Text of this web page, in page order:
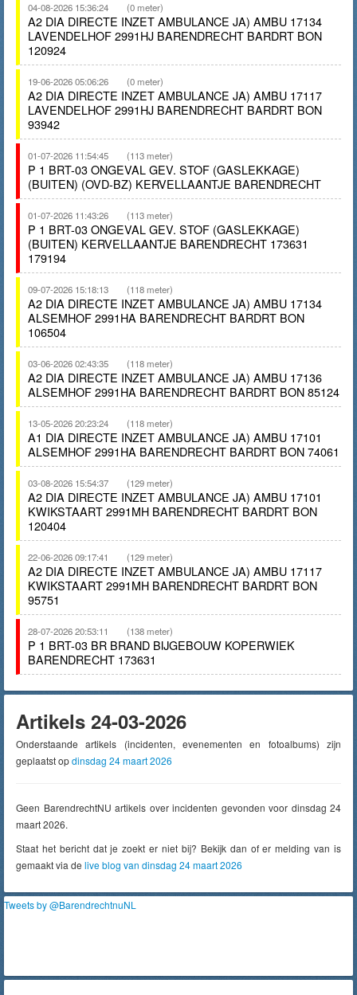
04-08-2026 15:36:24 (0 meter)
A2 DIA DIRECTE INZET AMBULANCE JA) AMBU 17134
LAVENDELHOF 2991HJ BARENDRECHT BARDRT BON
120924
19-06-2026 05:06:26 (0 meter)
A2 DIA DIRECTE INZET AMBULANCE JA) AMBU 17117
LAVENDELHOF 2991HJ BARENDRECHT BARDRT BON
93942
01-07-2026 11:54:45 (113 meter)
P 1 BRT-03 ONGEVAL GEV. STOF (GASLEKKAGE)
(BUITEN) (OVD-BZ) KERVELLAANTJE BARENDRECHT
01-07-2026 11:43:26 (113 meter)
P 1 BRT-03 ONGEVAL GEV. STOF (GASLEKKAGE)
(BUITEN) KERVELLAANTJE BARENDRECHT 173631
179194
09-07-2026 15:18:13 (118 meter)
A2 DIA DIRECTE INZET AMBULANCE JA) AMBU 17134
ALSEMHOF 2991HA BARENDRECHT BARDRT BON
106504
03-06-2026 02:43:35 (118 meter)
A2 DIA DIRECTE INZET AMBULANCE JA) AMBU 17136
ALSEMHOF 2991HA BARENDRECHT BARDRT BON 85124
13-05-2026 20:23:24 (118 meter)
A1 DIA DIRECTE INZET AMBULANCE JA) AMBU 17101
ALSEMHOF 2991HA BARENDRECHT BARDRT BON 74061
03-08-2026 15:54:37 (129 meter)
A2 DIA DIRECTE INZET AMBULANCE JA) AMBU 17101
KWIKSTAART 2991MH BARENDRECHT BARDRT BON
120404
22-06-2026 09:17:41 (129 meter)
A2 DIA DIRECTE INZET AMBULANCE JA) AMBU 17117
KWIKSTAART 2991MH BARENDRECHT BARDRT BON
95751
28-07-2026 20:53:11 (138 meter)
P 1 BRT-03 BR BRAND BIJGEBOUW KOPERWIEK
BARENDRECHT 173631
Artikels 24-03-2026
Onderstaande artikels (incidenten, evenementen en fotoalbums) zijn
geplaatst opdinsdag 24 maart 2026
Geen BarendrechtNU artikels over incidenten gevonden voor dinsdag 24
maart 2026.
Staat het bericht dat je zoekt er niet bij? Bekijk dan of er melding van is
gemaakt via de live blog van dinsdag 24 maart 2026
Tweets by @BarendrechtnuNL